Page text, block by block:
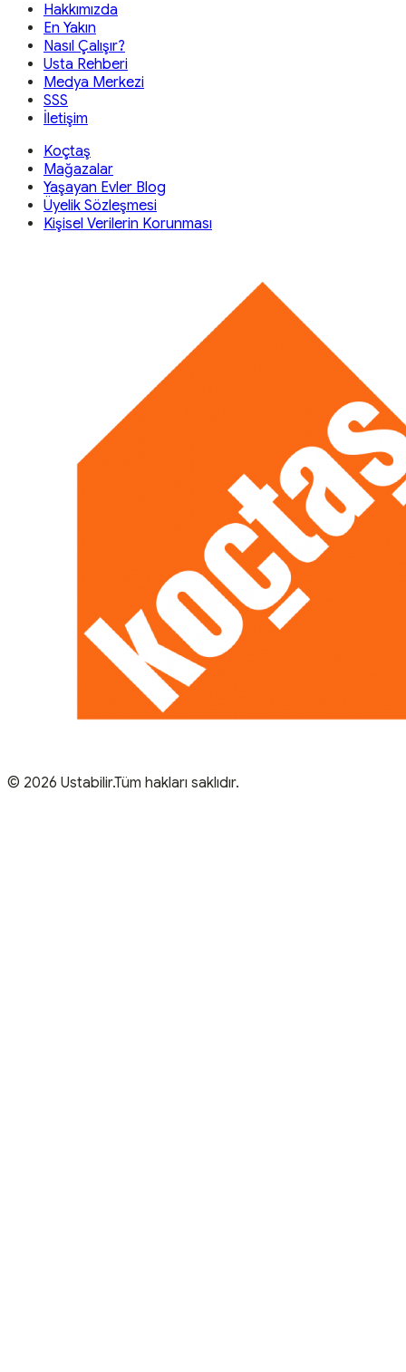
Hakkımızda
En Yakın
Nasıl Çalışır?
Usta Rehberi
Medya Merkezi
SSS
İletişim
Koçtaş
Mağazalar
Yaşayan Evler Blog
Üyelik Sözleşmesi
Kişisel Verilerin Korunması
© 2026 Ustabilir.Tüm hakları saklıdır.